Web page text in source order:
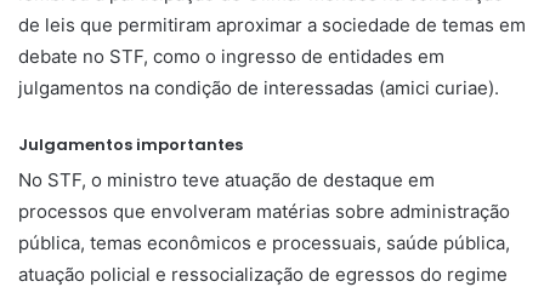
de leis que permitiram aproximar a sociedade de temas em
debate no STF, como o ingresso de entidades em
julgamentos na condição de interessadas (amici curiae).
Julgamentos importantes
No STF, o ministro teve atuação de destaque em
processos que envolveram matérias sobre administração
pública, temas econômicos e processuais, saúde pública,
atuação policial e ressocialização de egressos do regime